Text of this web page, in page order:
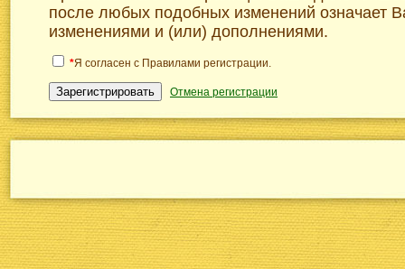
после любых подобных изменений означает
изменениями и (или) дополнениями.
*Я согласен с Правилами регистрации.
Зарегистрировать Отмена регистрации